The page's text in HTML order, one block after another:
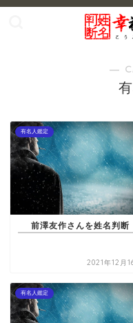
―
有名人鑑定
前澤友作さんを姓名判断
2021年12月
有名人鑑定